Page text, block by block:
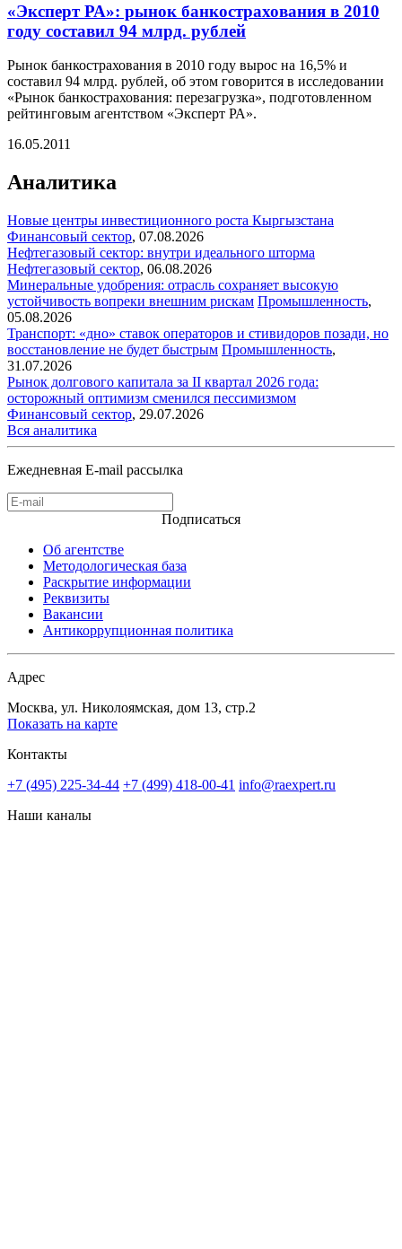
«Эксперт РА»: рынок банкострахования в 2010
году составил 94 млрд. рублей
Рынок банкострахования в 2010 году вырос на 16,5% и
составил 94 млрд. рублей, об этом говорится в исследовании
«Рынок банкострахования: перезагрузка», подготовленном
рейтинговым агентством «Эксперт РА».
16.05.2011
Аналитика
Новые центры инвестиционного роста Кыргызстана
Финансовый сектор, 07.08.2026
Нефтегазовый сектор: внутри идеального шторма
Нефтегазовый сектор, 06.08.2026
Минеральные удобрения: отрасль сохраняет высокую
устойчивость вопреки внешним рискам Промышленность,
05.08.2026
Транспорт: «дно» ставок операторов и стивидоров позади, но
восстановление не будет быстрым Промышленность,
31.07.2026
Рынок долгового капитала за II квартал 2026 года:
осторожный оптимизм сменился пессимизмом
Финансовый сектор, 29.07.2026
Вся аналитика
Ежедневная E-mail рассылка
Подписаться
Об агентстве
Методологическая база
Раскрытие информации
Реквизиты
Вакансии
Антикоррупционная политика
Адрес
Москва, ул. Николоямская, дом 13, стр.2
Показать на карте
Контакты
+7 (495) 225-34-44 +7 (499) 418-00-41 info@raexpert.ru
Наши каналы